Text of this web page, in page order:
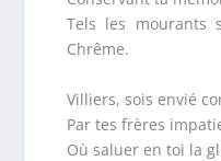
Tels les mourants
Chrême.
Villiers, sois envié
Par tes frères
Où saluer en toi la